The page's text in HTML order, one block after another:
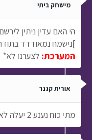
מישחק ביתי
הי האם עדין ניתין
]נישמח נמאודדד
המערכת: לצערנו לא*
אורית קגנר
מתי כוח נענע 2 יעלה לאתר? *עוד כמה חודשים*